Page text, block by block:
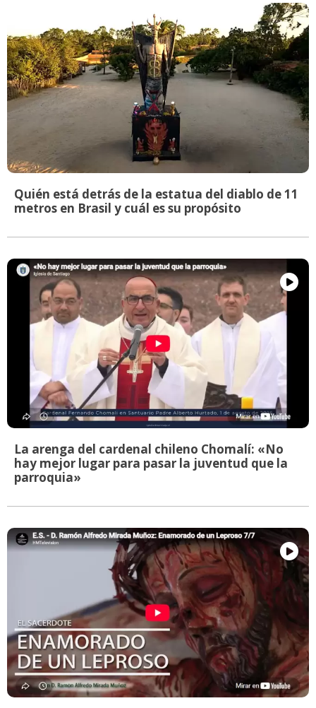
Quién está detrás de la estatua del diablo de 11
metros en Brasil y cuál es su propósito
La arenga del cardenal chileno Chomalí: «No
hay mejor lugar para pasar la juventud que la
parroquia»